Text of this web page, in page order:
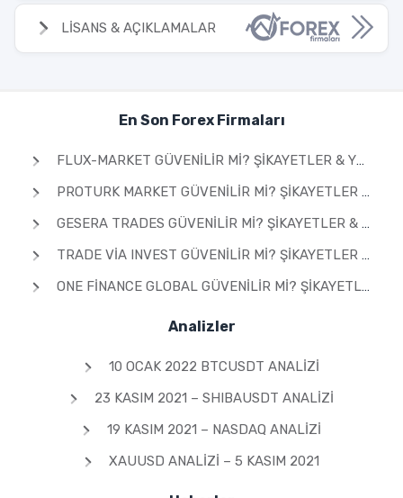
LİSANS & AÇIKLAMALAR
En Son Forex Firmaları
FLUX-MARKET GÜVENILIR MI? ŞIKAYETLER & YORUMLAR 2026
PROTURK MARKET GÜVENILIR MI? ŞIKAYETLER & YORUMLAR 2026
GESERA TRADES GÜVENILIR MI? ŞIKAYETLER & YORUMLAR 2026
TRADE VIA INVEST GÜVENILIR MI? ŞIKAYETLER & YORUMLAR 2026
ONE FINANCE GLOBAL GÜVENILIR MI? ŞIKAYETLER & YORUMLAR 2026
Analizler
10 OCAK 2022 BTCUSDT ANALIZI
23 KASIM 2021 – SHIBAUSDT ANALIZI
19 KASIM 2021 – NASDAQ ANALIZI
XAUUSD ANALIZI – 5 KASIM 2021